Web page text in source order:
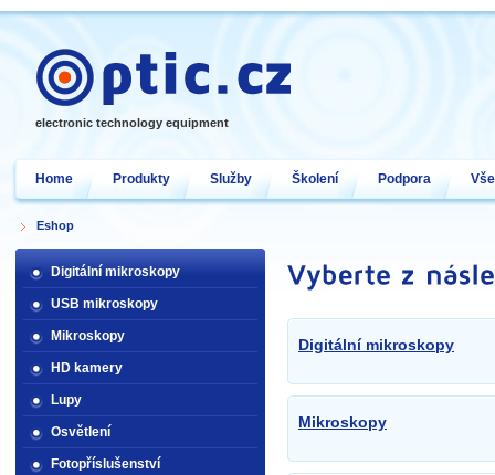
Eshop
Digitální mikroskopy
Mikroskopy
Digitální mikroskopy
USB mikroskopy
Mikroskopy
HD kamery
Lupy
Osvětlení
Fotopříslušenství
electronic technology equipment
Home Produkty Služby Školení Podpora